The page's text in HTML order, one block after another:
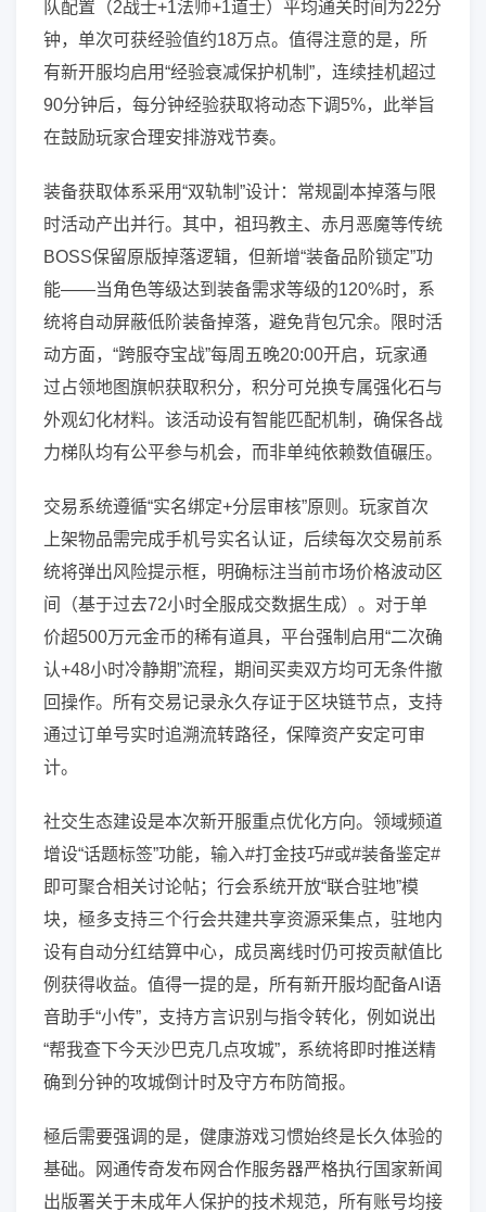
队配置（2战士+1法师+1道士）平均通关时间为22分
钟，单次可获经验值约18万点。值得注意的是，所
有新开服均启用“经验衰减保护机制”，连续挂机超过
90分钟后，每分钟经验获取将动态下调5%，此举旨
在鼓励玩家合理安排游戏节奏。
装备获取体系采用“双轨制”设计：常规副本掉落与限
时活动产出并行。其中，祖玛教主、赤月恶魔等传统
BOSS保留原版掉落逻辑，但新增“装备品阶锁定”功
能——当角色等级达到装备需求等级的120%时，系
统将自动屏蔽低阶装备掉落，避免背包冗余。限时活
动方面，“跨服夺宝战”每周五晚20:00开启，玩家通
过占领地图旗帜获取积分，积分可兑换专属强化石与
外观幻化材料。该活动设有智能匹配机制，确保各战
力梯队均有公平参与机会，而非单纯依赖数值碾压。
交易系统遵循“实名绑定+分层审核”原则。玩家首次
上架物品需完成手机号实名认证，后续每次交易前系
统将弹出风险提示框，明确标注当前市场价格波动区
间（基于过去72小时全服成交数据生成）。对于单
价超500万元金币的稀有道具，平台强制启用“二次确
认+48小时冷静期”流程，期间买卖双方均可无条件撤
回操作。所有交易记录永久存证于区块链节点，支持
通过订单号实时追溯流转路径，保障资产安定可审
计。
社交生态建设是本次新开服重点优化方向。领域频道
增设“话题标签”功能，输入#打金技巧#或#装备鉴定#
即可聚合相关讨论帖；行会系统开放“联合驻地”模
块，極多支持三个行会共建共享资源采集点，驻地内
设有自动分红结算中心，成员离线时仍可按贡献值比
例获得收益。值得一提的是，所有新开服均配备AI语
音助手“小传”，支持方言识别与指令转化，例如说出
“帮我查下今天沙巴克几点攻城”，系统将即时推送精
确到分钟的攻城倒计时及守方布防简报。
極后需要强调的是，健康游戏习惯始终是长久体验的
基础。网通传奇发布网合作服务器严格执行国家新闻
出版署关于未成年人保护的技术规范，所有账号均接